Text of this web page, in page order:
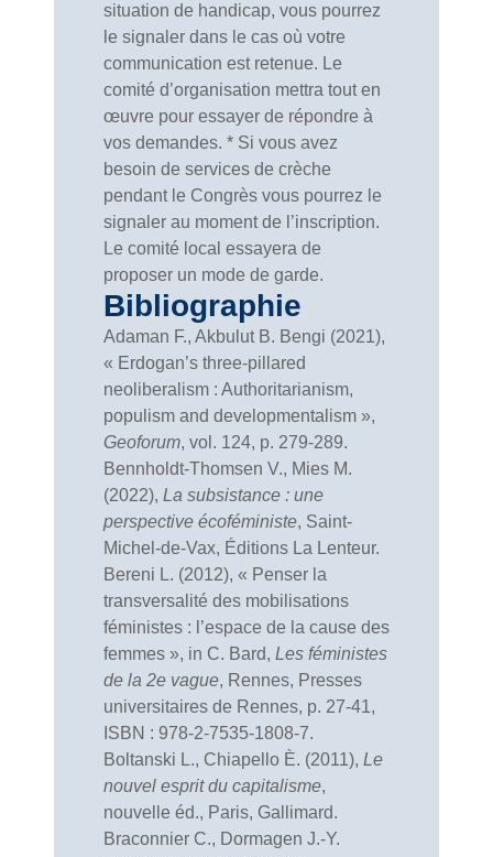
situation de handicap, vous pourrez
le signaler dans le cas où votre
communication est retenue. Le
comité d’organisation mettra tout en
œuvre pour essayer de répondre à
vos demandes. * Si vous avez
besoin de services de crèche
pendant le Congrès vous pourrez le
signaler au moment de l’inscription.
Le comité local essayera de
proposer un mode de garde.
Bibliographie
Adaman F., Akbulut B. Bengi (2021),
« Erdogan’s three-pillared
neoliberalism : Authoritarianism,
populism and developmentalism »,
Geoforum, vol. 124, p. 279-289.
Bennholdt-Thomsen V., Mies M.
(2022), La subsistance : une
perspective écoféministe, Saint-
Michel-de-Vax, Éditions La Lenteur.
Bereni L. (2012), « Penser la
transversalité des mobilisations
féministes : l’espace de la cause des
femmes », in C. Bard, Les féministes
de la 2e vague, Rennes, Presses
universitaires de Rennes, p. 27-41,
ISBN : 978-2-7535-1808-7.
Boltanski L., Chiapello È. (2011), Le
nouvel esprit du capitalisme,
nouvelle éd., Paris, Gallimard.
Braconnier C., Dormagen J.-Y.